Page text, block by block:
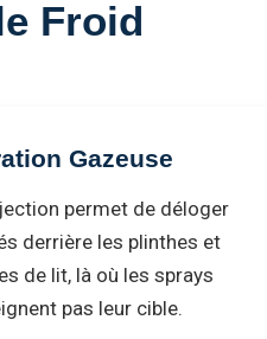
Froid
Gazeuse
permet de déloger
derrière les plinthes et
de lit, là où les sprays
pas leur cible.